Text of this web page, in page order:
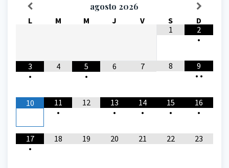
agosto 2026
L M M J V S
D
1
2
•
3
•
4
5
•
6 7 8
9
• •
10
11
•
12
13
•
14
•
15
•
16
•
17
•
18 19 20 21 22 23